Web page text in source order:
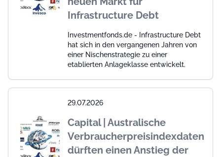
Infrastructure Debt
Investmentfonds.de - Infrastructure Debt
hat sich in den vergangenen Jahren von
einer Nischenstrategie zu einer
etablierten Anlageklasse entwickelt.
29.07.2026
Capital | Australische
Verbraucherpreisindexdaten
dürften einen Anstieg der